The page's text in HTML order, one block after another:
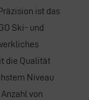
ist das
Ski- und
die Qualität
Niveau
von